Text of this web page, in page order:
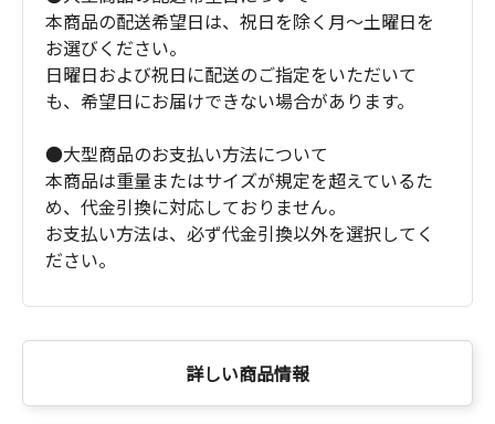
本商品の配送希望日は、祝日を除く月～土曜日を
お選びください。
日曜日および祝日に配送のご指定をいただいて
も、希望日にお届けできない場合があります。
●大型商品のお支払い方法について
本商品は重量またはサイズが規定を超えているた
め、代金引換に対応しておりません。
お支払い方法は、必ず代金引換以外を選択してく
ださい。
詳しい商品情報